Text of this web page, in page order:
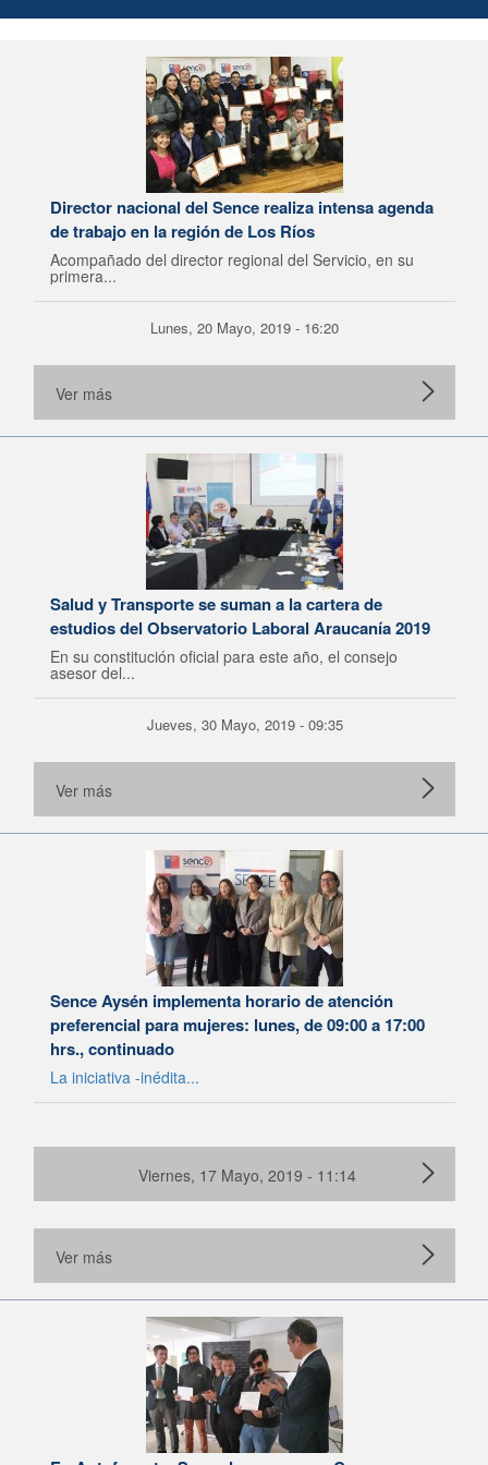
Director nacional del Sence realiza intensa agenda
de trabajo en la región de Los Ríos
Acompañado del director regional del Servicio, en su
primera...
Lunes, 20 Mayo, 2019 - 16:20
Ver más
Salud y Transporte se suman a la cartera de
estudios del Observatorio Laboral Araucanía 2019
En su constitución oficial para este año, el consejo
asesor del...
Jueves, 30 Mayo, 2019 - 09:35
Ver más
Sence Aysén implementa horario de atención
preferencial para mujeres: lunes, de 09:00 a 17:00
hrs., continuado
La iniciativa -inédita...
Viernes, 17 Mayo, 2019 - 11:14
Ver más